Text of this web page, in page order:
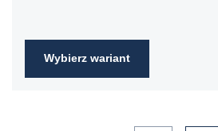
Wybierz wariant